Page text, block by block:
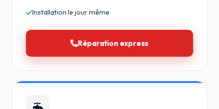
Installation le jour même
Réparation express